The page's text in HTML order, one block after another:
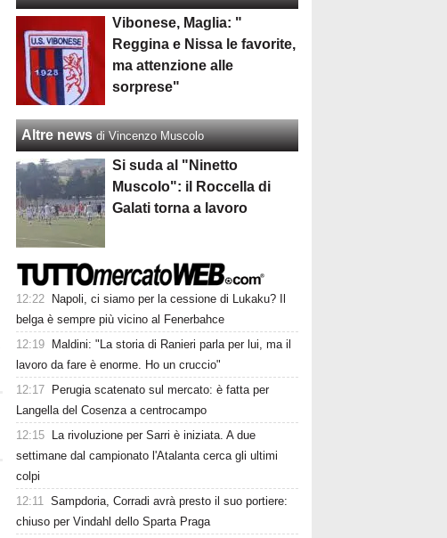
Vibonese, Maglia: "
Reggina e Nissa le favorite,
ma attenzione alle
sorprese"
Altre news di Vincenzo Muscolo
Si suda al "Ninetto
Muscolo": il Roccella di
Galati torna a lavoro
12:22
Napoli, ci siamo per la cessione di Lukaku? Il
belga è sempre più vicino al Fenerbahce
12:19
Maldini: "La storia di Ranieri parla per lui, ma il
lavoro da fare è enorme. Ho un cruccio"
12:17
Perugia scatenato sul mercato: è fatta per
Langella del Cosenza a centrocampo
12:15
La rivoluzione per Sarri è iniziata. A due
settimane dal campionato l'Atalanta cerca gli ultimi
colpi
12:11 Sampdoria, Corradi avrà presto il suo portiere:
chiuso per Vindahl dello Sparta Praga